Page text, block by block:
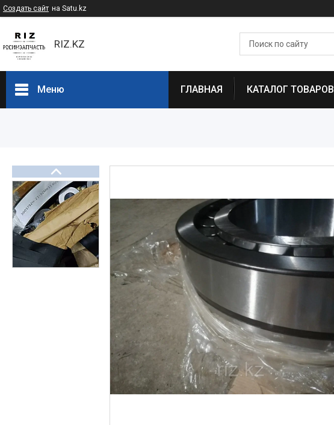
Создать сайт на Satu.kz
RIZ.KZ
Меню ГЛАВНАЯ КАТАЛОГ ТОВАРОВ